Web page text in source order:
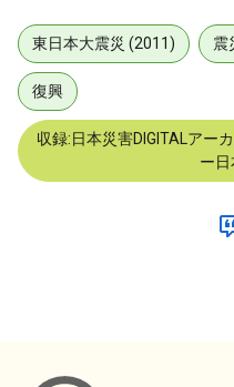
東日本大震災 (2011) 震
復興
収録:日本災害DIGITALアー
ー